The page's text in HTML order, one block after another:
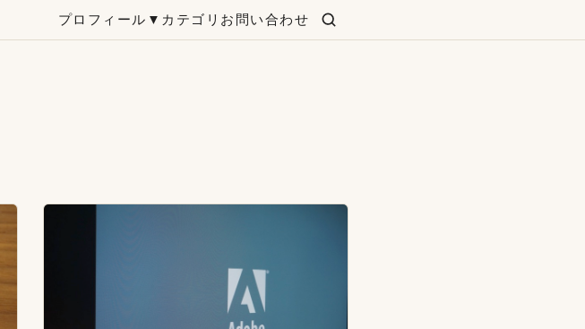
検索
プロフィール ▼カテゴリ お問い合わせ